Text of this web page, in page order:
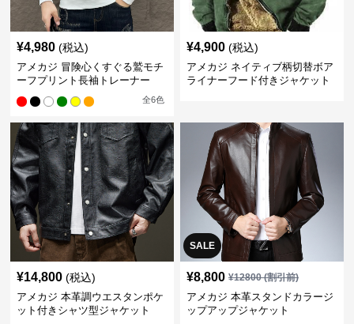
¥4,980 (税込)
アメカジ 冒険心くすぐる鷲モチ
ーフプリント長袖トレーナー
全6色
¥4,900 (税込)
アメカジ ネイティブ柄切替ボア
ライナーフード付きジャケット
¥14,800 (税込)
アメカジ 本革調ウエスタンポケ
ット付きシャツ型ジャケット
SALE
¥8,800 ¥12800(割引前)
アメカジ 本革スタンドカラージ
ップアップジャケット